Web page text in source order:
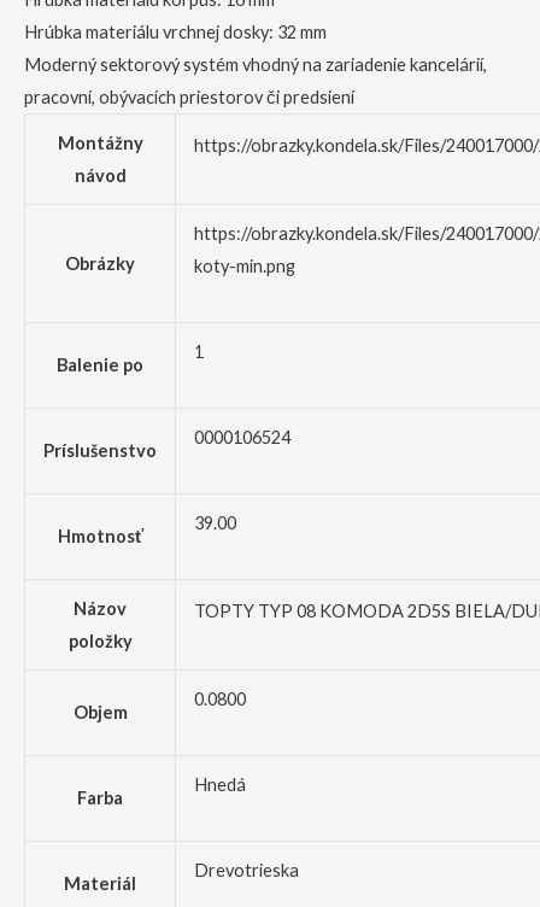
Hrúbka materiálu vrchnej dosky: 32 mm
Moderný sektorový systém vhodný na zariadenie kancelárií,
pracovní, obývacích priestorov či predsiení
Montážny
návod
https://obrazky.kondela.sk/Files/
Obrázky
https://obrazky.kondela.sk/Files/
koty-min.png
Balenie po
1
Príslušenstvo
0000106524
Hmotnosť
39.00
Názov
položky
TOPTY TYP 08 KOMODA 2D5S BIELA/
Objem
0.0800
Farba
Hnedá
Materiál
Drevotrieska